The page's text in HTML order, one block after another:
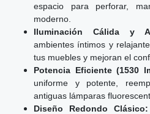
espacio para perforar,
moderno.
Iluminación Cálida y
ambientes íntimos y
tus muebles y mejoran el
Potencia Eficiente (1530
uniforme y potente,
antiguas lámparas
Diseño Redondo Clásico: